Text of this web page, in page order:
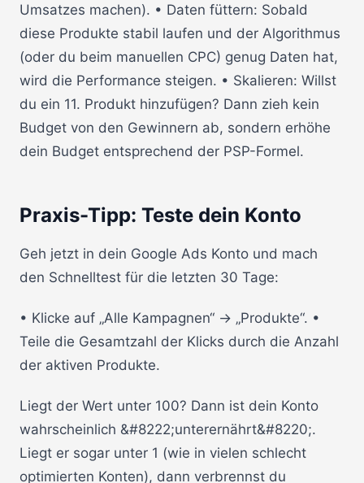
Umsatzes machen). • Daten füttern: Sobald
diese Produkte stabil laufen und der Algorithmus
(oder du beim manuellen CPC) genug Daten hat,
wird die Performance steigen. • Skalieren: Willst
du ein 11. Produkt hinzufügen? Dann zieh kein
Budget von den Gewinnern ab, sondern erhöhe
dein Budget entsprechend der PSP-Formel.
Praxis-Tipp: Teste dein Konto
Geh jetzt in dein Google Ads Konto und mach
den Schnelltest für die letzten 30 Tage:
• Klicke auf „Alle Kampagnen“ -> „Produkte“. •
Teile die Gesamtzahl der Klicks durch die Anzahl
der aktiven Produkte.
Liegt der Wert unter 100? Dann ist dein Konto
wahrscheinlich &#8222;unterernährt&#8220;.
Liegt er sogar unter 1 (wie in vielen schlecht
optimierten Konten), dann verbrennst du